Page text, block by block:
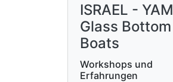
ISRAEL - YAM
Glass Bottom
Boats
Workshops und
Erfahrungen